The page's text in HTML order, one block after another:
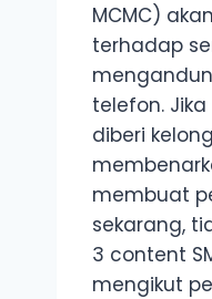
MCMC)
terhadap
telefon.
diberi
membuat
sekarang,
3 content
mengikut